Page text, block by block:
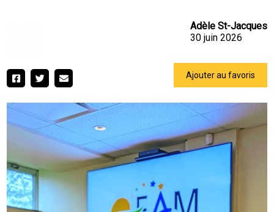
Adèle St-Jacques
30 juin 2026
Ajouter au favoris